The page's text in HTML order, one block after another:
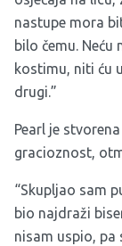
nastupe mora
bilo čemu.
kostimu, niti ću
drugi.”
Pearl je
gracioznost,
“Skupljao sam
bio najdraži
nisam uspio, pa